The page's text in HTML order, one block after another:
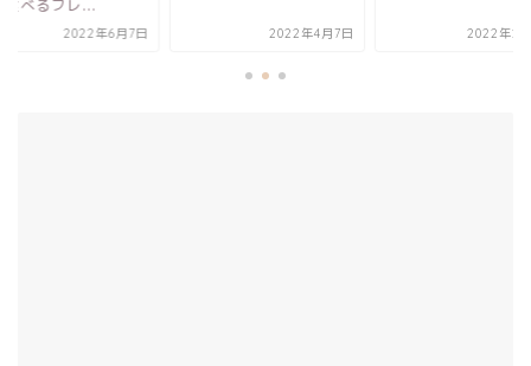
2022年4月7日 2022年2月15日 2022年6